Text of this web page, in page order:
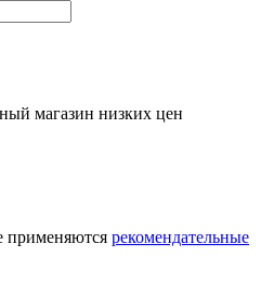
магазин низких цен
применяются рекомендательные